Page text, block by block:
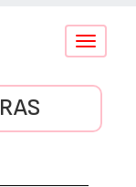
Conmutar